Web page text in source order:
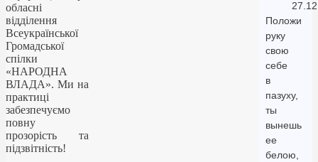
27.12
Положи
руку
свою
себе
в
пазуху,
ты
вынешь
ее
белою,
обласні
відділення
Всеукраїнської
Громадської
спілки
«НАРОДНА
ВЛАДА». Ми на
практиці
забезпечуємо
повну
прозорість та
підзвітність!